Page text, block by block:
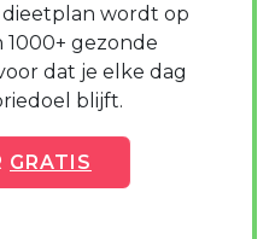
dieetplan wordt op
gezonde
dat je elke dag
blijft.
GRATIS